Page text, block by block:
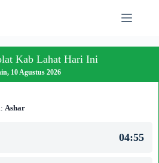
Kab Lahat Hari Ini
10 Agustus 2026
Ashar
04:55